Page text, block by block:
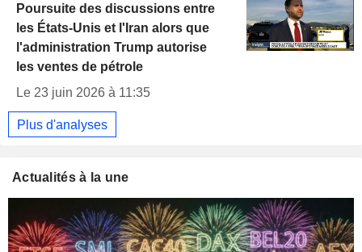
Poursuite des discussions entre
les États-Unis et l'Iran alors que
l'administration Trump autorise
les ventes de pétrole
Le 23 juin 2026 à 11:35
Plus d'analyses
Actualités à la une